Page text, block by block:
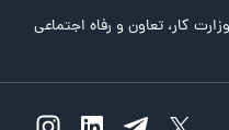
کار، تعاون و رفاه اجتماعی